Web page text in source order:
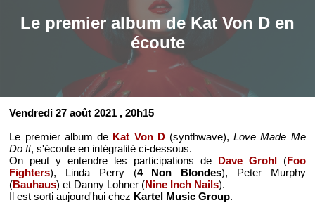
Le premier album de Kat Von D en
écoute
Vendredi 27 août 2021 , 20h15
Le premier album de Kat Von D(synthwave),Love Made Me
Do It, s'écoute en intégralité ci-dessous.
On peut y entendre les participations de Dave Grohl(Foo
Fighters), Linda Perry (4 Non Blondes), Peter Murphy
(Bauhaus) et Danny Lohner (Nine Inch Nails).
Il est sorti aujourd'hui chez Kartel Music Group.